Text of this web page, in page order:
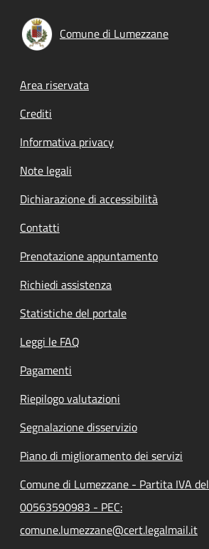
Comune di Lumezzane
Footer menu
Area riservata
Crediti
Informativa privacy
Note legali
Dichiarazione di accessibilità
Contatti
Prenotazione appuntamento
Richiedi assistenza
Statistiche del portale
Leggi le FAQ
Pagamenti
Riepilogo valutazioni
Segnalazione disservizio
Piano di miglioramento dei servizi
Comune di Lumezzane - Partita IVA
00563590983 - PEC:
comune.lumezzane@cert.legalmail.it